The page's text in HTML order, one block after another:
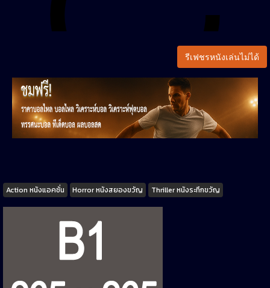
รีเฟชรหนังเล่นไม่ได้
Tags
Action หนังแอคชั่น Horror หนังสยองขวัญ Thriller หนังระทึกขวัญ